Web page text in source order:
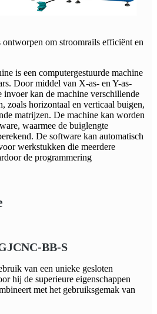
om stroomrails efficiënt en
is een computergestuurde machine
Door middel van X-as- en Y-as-
invoer kan de machine verschillende
zoals horizontaal en verticaal buigen,
matrijzen. De machine kan worden
waarmee de buiglengte
De software kan automatisch
werkstukken die meerdere
de programmering
BB-S
van een unieke gesloten
hij de superieure eigenschappen
met het gebruiksgemak van